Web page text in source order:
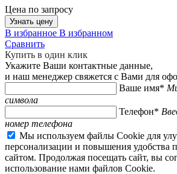
Цена по запросу
Узнать цену
В избранное В избранном
Сравнить
Купить в один клик
Укажите Ваши контактные данные,
и наш менеджер свяжется с Вами для
Ваше имя*
символа
Телефон*
номер телефона
Мы используем файлы Cookie для
персонализации и повышения удобства
сайтом. Продолжая посещать сайт, вы
использование нами файлов Cookie.